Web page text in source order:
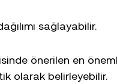
sağlayabilir.
önerilen en
olarak belirleyebilir.